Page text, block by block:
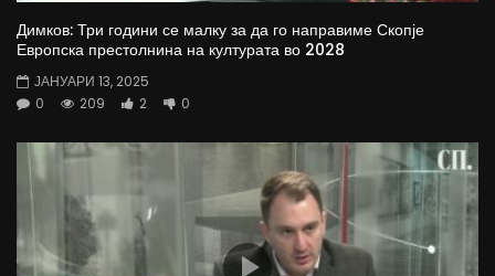
Димков: Три години се малку за да го направиме Скопје
Европска престолнина на културата во 2028
ЈАНУАРИ 13, 2025
0
209 2 0